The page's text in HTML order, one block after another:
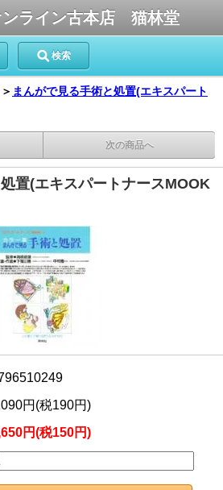
ンライン古本店 猫林堂
検索
＞ まんがで見る手術と処置(エキスパート
次の商品へ
置(エキスパートナースMOOK
円(税190円)
円(税150円)